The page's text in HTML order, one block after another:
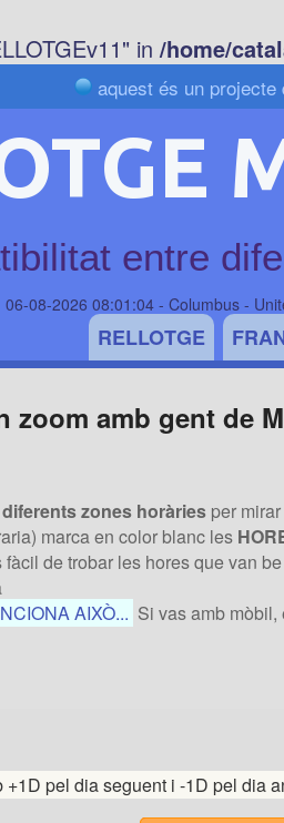
in /home/
aquest és un projecte
entre
06-08-2026 08:01:04 - Columbus -
RELLOTGE
amb gent de
zones horàries per
marca en color blanc les
de trobar les hores que van
AIXÒ... Si vas amb
pel dia seguent i -1D pel dia